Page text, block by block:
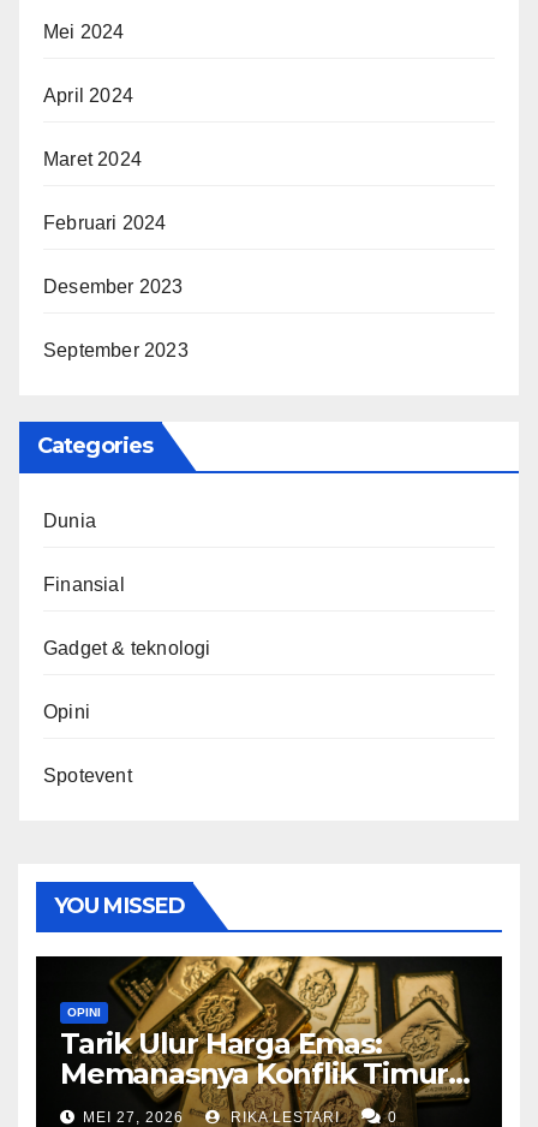
Mei 2024
April 2024
Maret 2024
Februari 2024
Desember 2023
September 2023
Categories
Dunia
Finansial
Gadget & teknologi
Opini
Spotevent
YOU MISSED
OPINI
Tarik Ulur Harga Emas:
Memanasnya Konflik Timur
Tengah dan Adu Sengit di
MEI 27, 2026 RIKA LESTARI 0